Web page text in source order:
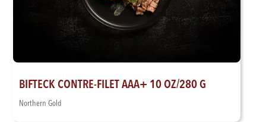
BIFTECK CONTRE-FILET AAA+ 10 OZ/280 G
Northern Gold